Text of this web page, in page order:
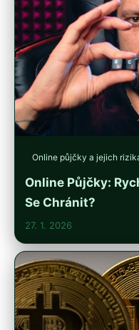
Online půjčky a jejich
Online Půjčky:
Se Chránit?
27. 1. 2026